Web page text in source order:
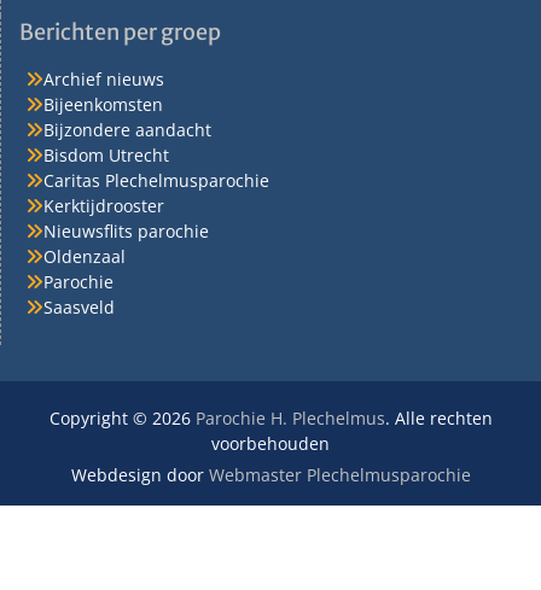
Berichten per groep
Archief nieuws
Bijeenkomsten
Bijzondere aandacht
Bisdom Utrecht
Caritas Plechelmusparochie
Kerktijdrooster
Nieuwsflits parochie
Oldenzaal
Parochie
Saasveld
Copyright © 2026 Parochie H. Plechelmus. Alle rechten
voorbehouden
Webdesign door Webmaster Plechelmusparochie